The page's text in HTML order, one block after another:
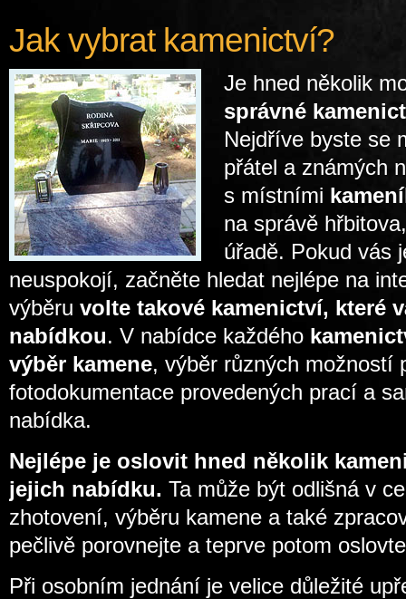
Jak vybrat kamenictví?
Je hned několik
správné
Nejdříve byste se
přátel a známých
s místními
na správě
úřadě. Pokud vás
neuspokojí, začněte hledat nejlépe na
výběru volte takové kamenictví, které
nabídkou. V nabídce každého
výběr kamene, výběr různých možností
fotodokumentace provedených prací a
nabídka.
Nejlépe je oslovit hned několik
jejich nabídku. Ta může být odlišná v
zhotovení, výběru kamene a také
pečlivě porovnejte a teprve potom
Při osobním jednání je velice důležité